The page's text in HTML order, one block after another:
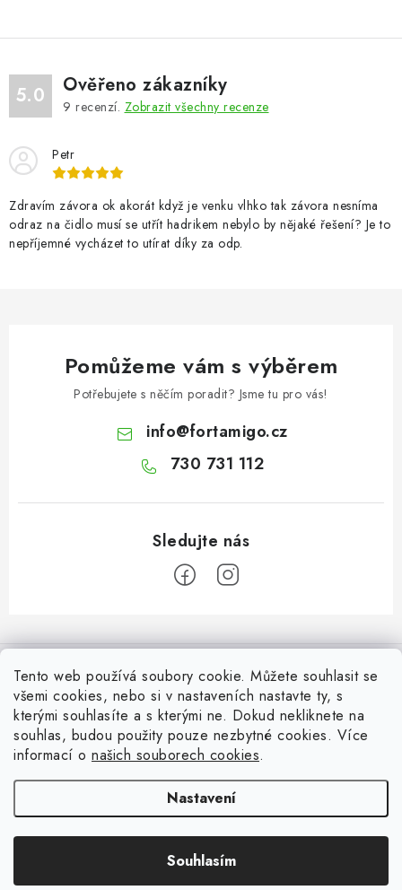
Tento web používá soubory cookie. Můžete souhlasit se
všemi cookies, nebo si v nastaveních nastavte ty, s
kterými souhlasíte a s kterými ne. Dokud nekliknete na
souhlas, budou použity pouze nezbytné cookies. Více
informací o našich souborech cookies.
Nastavení
Souhlasím
5.0 Ověřeno zákazníky
9 recenzí. Zobrazit všechny recenze
Petr
Zdravím závora ok akorát když je venku vlhko tak závora nesníma
odraz na čidlo musí se utřít hadrikem nebylo by nějaké řešení? Je to
nepříjemné vycházet to utírat díky za odp.
Pomůžeme vám s výběrem
Potřebujete s něčím poradit? Jsme tu pro vás!
info@fortamigo.cz
730 731 112
á
Informace pro Vás
Vrácení zboží
Často řešené situace při stavbě posuvné brány
Soubory cookies
Podmínky ochrany osobních údajů
Top z Technické podpory
Zapojení externího přijímače NICE OX2 do pohonu
Všechny možnosti ovládání brány nebo pohonu
Resetování řídicích jednotek Nice
Zjednodušený postup zapojení a spuštění pohonů vrat NICE Road
Ověřeno zákazníky
Fortamigo.cz . Všechna práva vyhrazena.